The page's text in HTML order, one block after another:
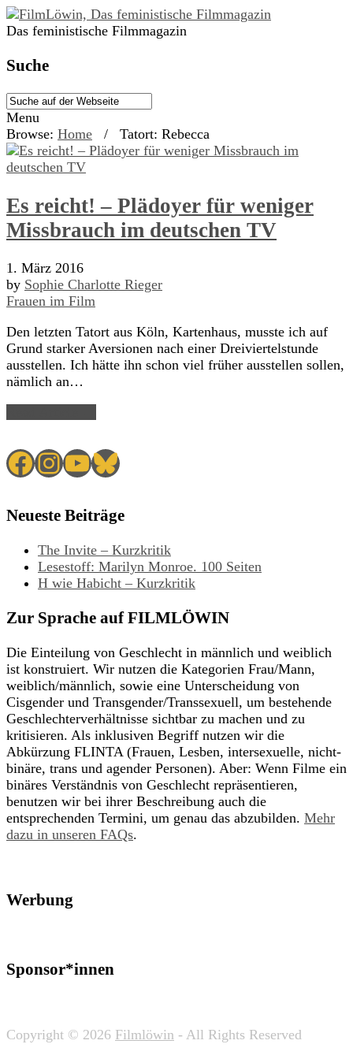
Das feministische Filmmagazin
Suche
Menu
Browse: Home / Tatort: Rebecca
Es reicht! – Plädoyer für weniger
Missbrauch im deutschen TV
1. März 2016
by Sophie Charlotte Rieger
Frauen im Film
Den letzten Tatort aus Köln, Kartenhaus, musste ich auf
Grund starker Aversionen nach einer Dreiviertelstunde
ausstellen. Ich hätte ihn schon viel früher ausstellen sollen,
nämlich an…
Facebook
Instagram
YouTube
Bluesky
Neueste Beiträge
The Invite – Kurzkritik
Lesestoff: Marilyn Monroe. 100 Seiten
H wie Habicht – Kurzkritik
Zur Sprache auf FILMLÖWIN
Die Einteilung von Geschlecht in männlich und weiblich
ist konstruiert. Wir nutzen die Kategorien Frau/Mann,
weiblich/männlich, sowie eine Unterscheidung von
Cisgender und Transgender/Transsexuell, um bestehende
Geschlechterverhältnisse sichtbar zu machen und zu
kritisieren. Als inklusiven Begriff nutzen wir die
Abkürzung FLINTA (Frauen, Lesben, intersexuelle, nicht-
binäre, trans und agender Personen). Aber: Wenn Filme ein
binäres Verständnis von Geschlecht repräsentieren,
benutzen wir bei ihrer Beschreibung auch die
entsprechenden Termini, um genau das abzubilden. Mehr
dazu in unseren FAQs.
Werbung
Sponsor*innen
Copyright © 2026 Filmlöwin - All Rights Reserved